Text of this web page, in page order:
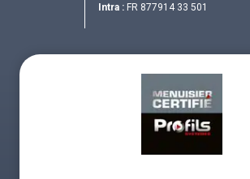
Intra : FR 877914 33 501